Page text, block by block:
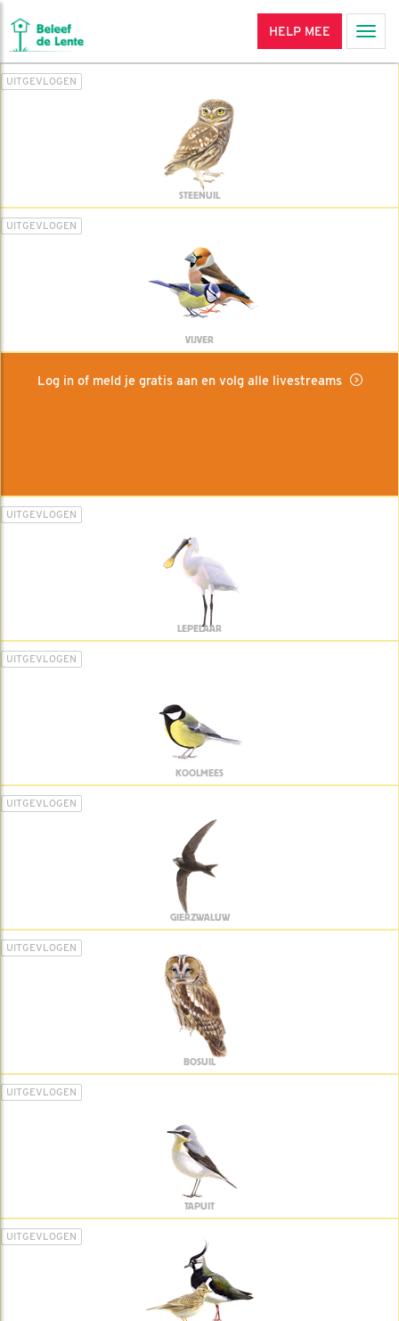
HELP MEE
UITGEVLOGEN
STEENUIL
UITGEVLOGEN
VIJVER
Log in of meld je gratis aan en volg alle livestreams
UITGEVLOGEN
LEPELAAR
UITGEVLOGEN
KOOLMEES
UITGEVLOGEN
GIERZWALUW
UITGEVLOGEN
BOSUIL
UITGEVLOGEN
TAPUIT
UITGEVLOGEN